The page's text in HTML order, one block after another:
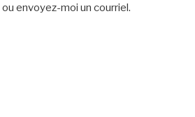
envoyez-moi un courriel.